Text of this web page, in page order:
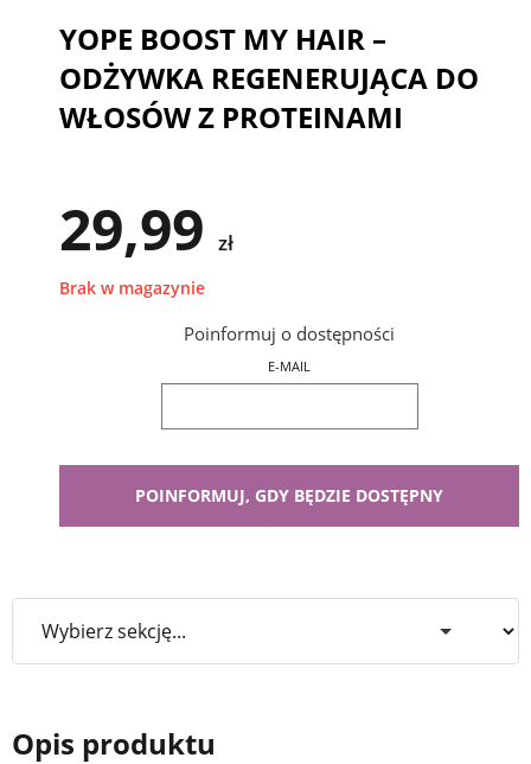
YOPE BOOST MY HAIR –
ODŻYWKA REGENERUJĄCA DO
WŁOSÓW Z PROTEINAMI
29,99 zł
Brak w magazynie
Poinformuj o dostępności
E-MAIL
Opis produktu